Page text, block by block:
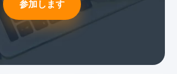
参加します